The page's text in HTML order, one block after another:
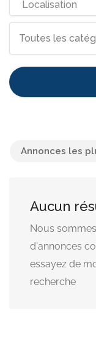
Toutes les
Annonces les
Aucun
Nous
d'annonces
essayez de
recherche